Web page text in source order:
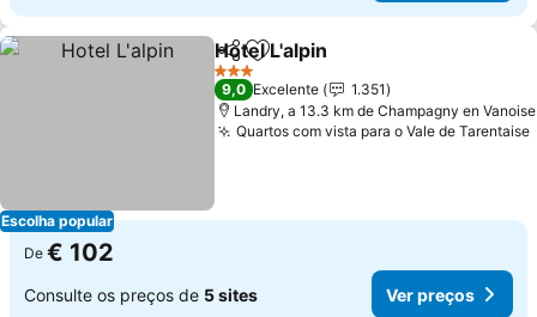
Escolha popular
PartilharAdicionar aos favoritos
Hotel L'alpin
3 Estrelas
9,0 Excelente
1.351
Landry, a 13.3 km de Champagny en Vanoise
Quartos com vista para o Vale de Tarentaise
De € 102
Consulte os preços de 5 sites Ver preços